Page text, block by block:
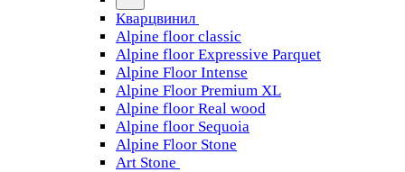
Кварцвинил
Alpine floor classic
Alpine floor Expressive Parquet
Alpine Floor Intense
Alpine Floor Premium XL
Alpine floor Real wood
Alpine floor Sequoia
Alpine Floor Stone
Art Stone